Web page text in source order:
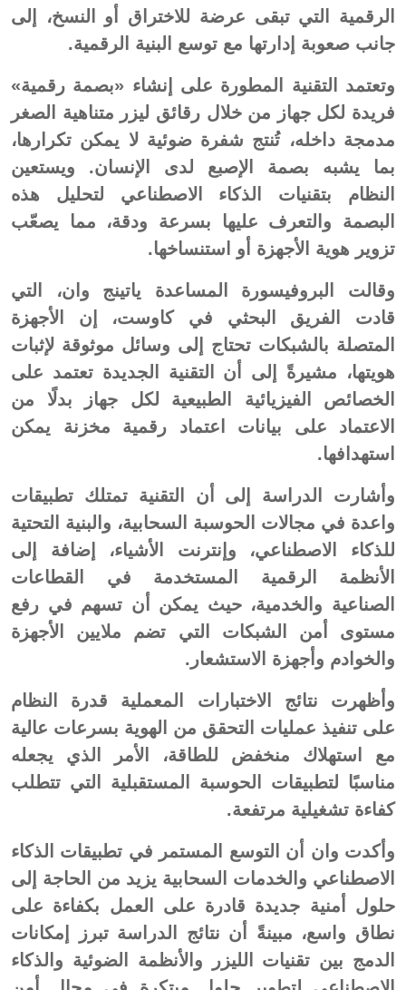
الرقمية التي تبقى عرضة للاختراق أو النسخ، إلى
جانب صعوبة إدارتها مع توسع البنية الرقمية.
وتعتمد التقنية المطورة على إنشاء «بصمة رقمية»
فريدة لكل جهاز من خلال رقائق ليزر متناهية الصغر
مدمجة داخله، تُنتج شفرة ضوئية لا يمكن تكرارها،
بما يشبه بصمة الإصبع لدى الإنسان. ويستعين
النظام بتقنيات الذكاء الاصطناعي لتحليل هذه
البصمة والتعرف عليها بسرعة ودقة، مما يصعّب
تزوير هوية الأجهزة أو استنساخها.
وقالت البروفيسورة المساعدة ياتينج وان، التي
قادت الفريق البحثي في كاوست، إن الأجهزة
المتصلة بالشبكات تحتاج إلى وسائل موثوقة لإثبات
هويتها، مشيرةً إلى أن التقنية الجديدة تعتمد على
الخصائص الفيزيائية الطبيعية لكل جهاز بدلًا من
الاعتماد على بيانات اعتماد رقمية مخزنة يمكن
استهدافها.
وأشارت الدراسة إلى أن التقنية تمتلك تطبيقات
واعدة في مجالات الحوسبة السحابية، والبنية التحتية
للذكاء الاصطناعي، وإنترنت الأشياء، إضافة إلى
الأنظمة الرقمية المستخدمة في القطاعات
الصناعية والخدمية، حيث يمكن أن تسهم في رفع
مستوى أمن الشبكات التي تضم ملايين الأجهزة
والخوادم وأجهزة الاستشعار.
وأظهرت نتائج الاختبارات المعملية قدرة النظام
على تنفيذ عمليات التحقق من الهوية بسرعات عالية
مع استهلاك منخفض للطاقة، الأمر الذي يجعله
مناسبًا لتطبيقات الحوسبة المستقبلية التي تتطلب
كفاءة تشغيلية مرتفعة.
وأكدت وان أن التوسع المستمر في تطبيقات الذكاء
الاصطناعي والخدمات السحابية يزيد من الحاجة إلى
حلول أمنية جديدة قادرة على العمل بكفاءة على
نطاق واسع، مبينةً أن نتائج الدراسة تبرز إمكانات
الدمج بين تقنيات الليزر والأنظمة الضوئية والذكاء